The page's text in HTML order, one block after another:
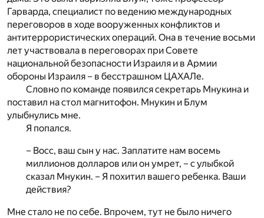
Гарварда, специалист по ведению международных
переговоров в ходе вооруженных конфликтов и
антитеррористических операций. Она в течение восьми
лет участвовала в переговорах при Совете
национальной безопасности Израиля и в Армии
обороны Израиля – в бесстрашном ЦАХАЛе.
Словно по команде появился секретарь Мнукина и
поставил на стол магнитофон. Мнукин и Блум
улыбнулись мне.
Я попался.
– Восс, ваш сын у нас. Заплатите нам восемь
миллионов долларов или он умрет, – с улыбкой
сказал Мнукин. – Я похитил вашего ребенка. Ваши
действия?
Мне стало не по себе. Впрочем, тут не было ничего